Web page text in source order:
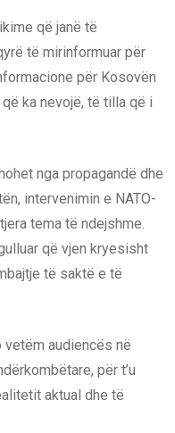
që janë të
të mirinformuar për
për Kosovën
ka nevojë, të tilla që i
nga propagandë dhe
intervenimin e NATO-
tema të ndejshme.
që vjen kryesisht
të saktë e të
vetëm audiencës në
për t’u
aktual dhe të